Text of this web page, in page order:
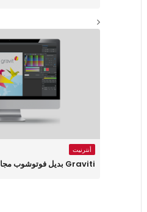
أنترنيت
Graviti بديل فوتوشوب مجاني و اون لاين